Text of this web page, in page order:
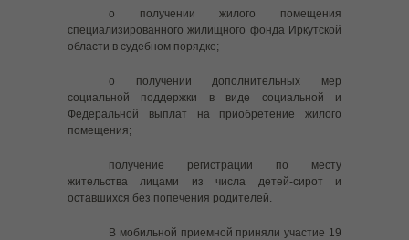
---- Памятка по оформлению sim-карт иностранными
гражданами
---- Cлучаи появления диких животных, в том числе
бурых медведей, в населенных пунктах региона
---- РАДАР.НФ
о получении жилого помещения
специализированного жилищного фонда Иркутской
области в судебном порядке;
о получении дополнительных мер
социальной поддержки в виде социальной и
Федеральной выплат на приобретение жилого
помещения;
получение регистрации по месту
жительства лицами из числа детей-сирот и
оставшихся без попечения родителей.
В мобильной приемной приняли участие 19